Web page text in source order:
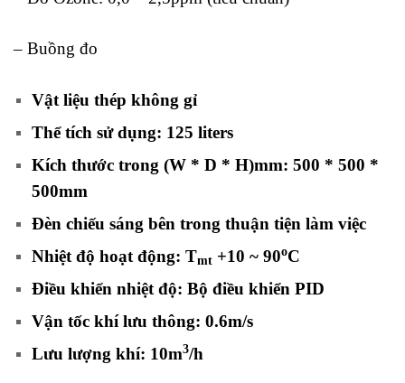
– Buồng đo
Vật liệu thép không gỉ
Thể tích sử dụng: 125 liters
Kích thước trong (W * D * H)mm: 500 * 500 *
500mm
Đèn chiếu sáng bên trong thuận tiện làm việc
Nhiệt độ hoạt động: Tmt +10 ~ 90oC
Điều khiển nhiệt độ: Bộ điều khiển PID
Vận tốc khí lưu thông: 0.6m/s
Lưu lượng khí: 10m3/h